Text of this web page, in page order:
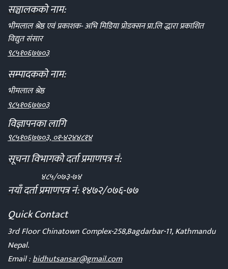
सञ्चालकको नाम:
भीमलाल श्रेष्ठ एवं प्रकाशक- अभि मिडिया प्रोडक्सन प्रा.लि द्धारा प्रकाशित
विद्युत संसार
९८५१०६७७०३
सम्पादकको नाम:
भीमलाल श्रेष्ठ
९८५१०६७७०३
विज्ञापनका लागि
९८५१०६७७०३, ०१-४२४४८१४
सूचना विभागको दर्ता प्रमाणपत्र नं:
४८५/०७३-७४
नयाँ दर्ता प्रमाणपत्र नं: १४७२/०७६-७७
Quick Contact
3rd Floor Chinatown Complex-258,Bagdarbar-11, Kathmandu
Nepal.
Email :bidhutsansar@gmail.com